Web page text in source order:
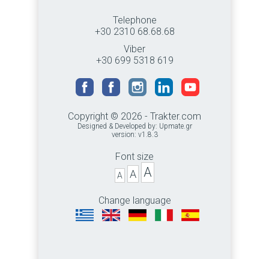
Telephone
+30 2310 68.68.68
Viber
+30 699 5318 619
Copyright © 2026 - Trakter.com
Designed & Developed by: Upmate.gr
version: v1.8.3
Font size
A A A
Change language